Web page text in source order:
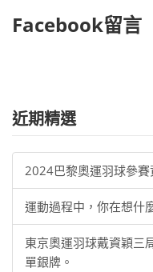
Facebook留言
近期精選
2024巴黎奧運羽球參賽
運動過程中，你在想什
東京奧運羽球戴資穎三
單銀牌。